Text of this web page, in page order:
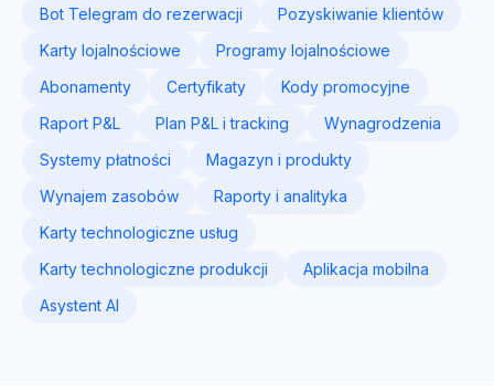
Bot Telegram do rezerwacji
Pozyskiwanie klientów
Karty lojalnościowe
Programy lojalnościowe
Abonamenty
Certyfikaty
Kody promocyjne
Raport P&L
Plan P&L i tracking
Wynagrodzenia
Systemy płatności
Magazyn i produkty
Wynajem zasobów
Raporty i analityka
Karty technologiczne usług
Karty technologiczne produkcji
Aplikacja mobilna
Asystent AI